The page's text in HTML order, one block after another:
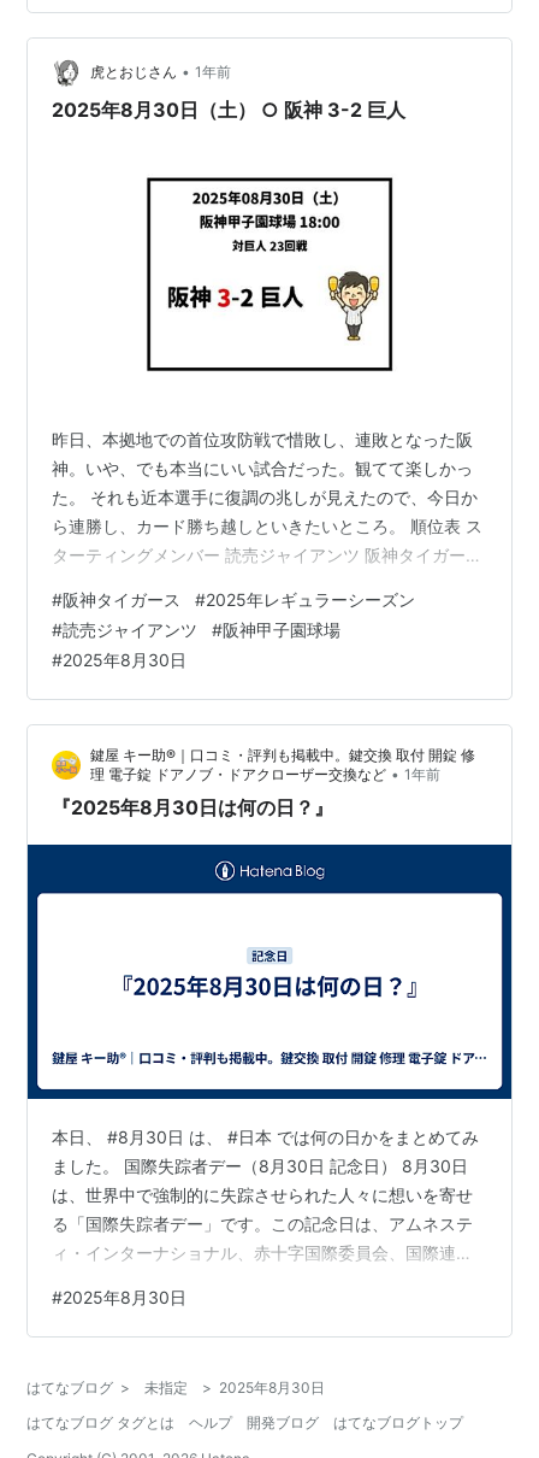
ー（kcal）：4,2051日の最大心拍数平均（bpm）：1821
日の安静時心拍数平均（bpm）：561日の最小心拍数平
均（bpm）：49 第3…
虎とおじさん • 1年前
2025年8月30日（土） ○ 阪神 3-2 巨人
昨日、本拠地での首位攻防戦で惜敗し、連敗となった阪
神。いや、でも本当にいい試合だった。観てて楽しかっ
た。 それも近本選手に復調の兆しが見えたので、今日か
ら連勝し、カード勝ち越しといきたいところ。 順位表 ス
ターティングメンバー 読売ジャイアンツ 阪神タイガース
試合詳細 スポンサーリンク J SPORTSで広島・DeNA主
催試合を配信中！ 順位表 この日までの順位はこちら。
順位 チーム名 試合 勝利 敗戦 引分 勝率 勝差 残試合 1 阪
神 118 71 44 3 .617 M11 25 2 巨人 118 57 58 3 .496
1…
#阪神タイガース #2025年レギュラーシーズン
#読売ジャイアンツ #阪神甲子園球場
#2025年8月30日
鍵屋 キー助®｜口コミ・評判も掲載中。鍵交換 取付 開錠 修
理 電子錠 ドアノブ・ドアクローザー交換など • 1年前
『2025年8月30日は何の日？』
本日、 #8月30日 は、 #日本 では何の日かをまとめてみ
ました。 国際失踪者デー（8月30日 記念日） 8月30日
は、世界中で強制的に失踪させられた人々に想いを寄せ
る「国際失踪者デー」です。この記念日は、アムネステ
ィ・インターナショナル、赤十字国際委員会、国際連合
り、英語では「International Day of the Disappeared」
と呼ばれています。 この日の目的は、失踪しどこかに監
年12月20日には国連総会で「強制失踪防止条約」が採択
され、2014年8月30日時点で…
#2025年8月30日
はてなブログ > 未指定 > 2025年8月30日
はてなブログ タグとは
ヘルプ 開発ブログ
はてなブログトップ